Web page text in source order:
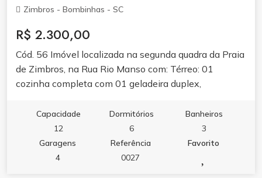
Zimbros - Bombinhas - SC
R$ 2.300,00
Cód. 56 Imóvel localizada na segunda quadra da Praia
de Zimbros, na Rua Rio Manso com: Térreo: 01
cozinha completa com 01 geladeira duplex,
mesa; 01 sala de estar com 02 sofás, 02 pufs, 01
rack, 01 TV; 02 WC social completo; 01 área de festa
com 01 geladeira simples, 01 churrasqueira, utensílios
de churrasqueira, 01 mesa com 02 bancos, 01 mesa
Capacidade
12
Dormitórios
6
Banheiros
3
Garagens
4
Referência
0027
Favorito